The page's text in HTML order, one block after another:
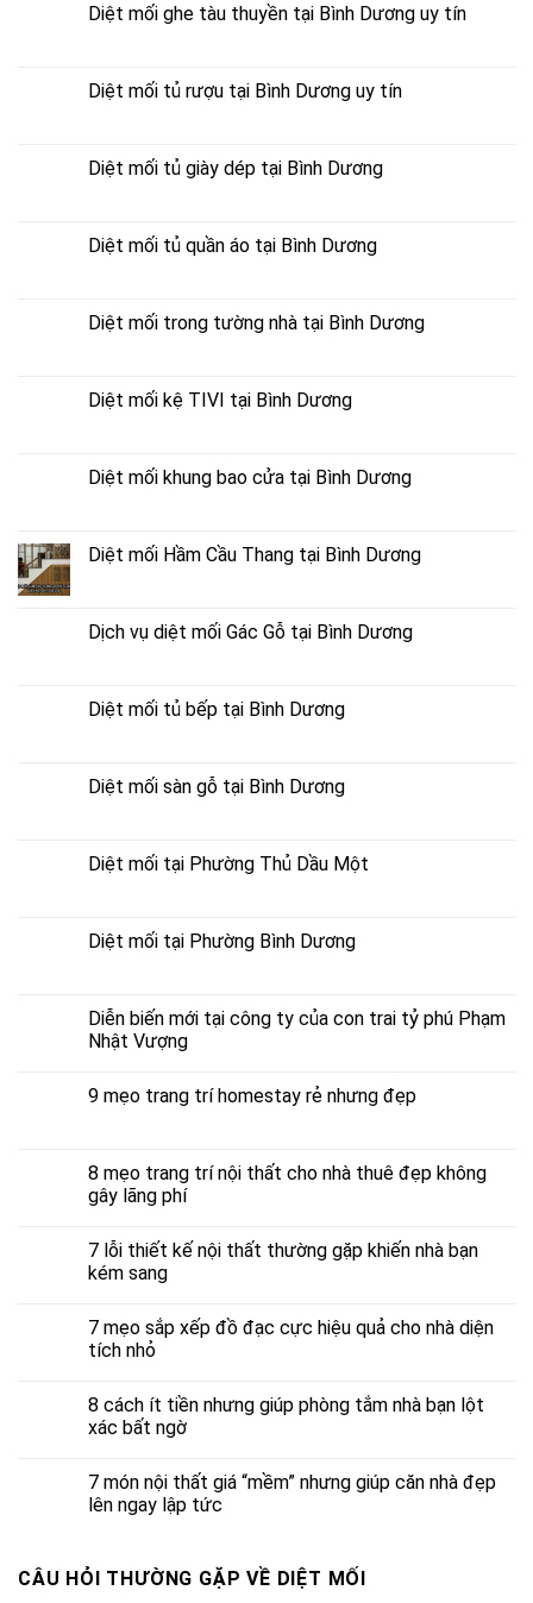
Diệt mối ghe tàu thuyền tại Bình Dương uy tín
Diệt mối tủ rượu tại Bình Dương uy tín
Diệt mối tủ giày dép tại Bình Dương
Diệt mối tủ quần áo tại Bình Dương
Diệt mối trong tường nhà tại Bình Dương
Diệt mối kệ TIVI tại Bình Dương
Diệt mối khung bao cửa tại Bình Dương
Diệt mối Hầm Cầu Thang tại Bình Dương
Dịch vụ diệt mối Gác Gỗ tại Bình Dương
Diệt mối tủ bếp tại Bình Dương
Diệt mối sàn gỗ tại Bình Dương
Diệt mối tại Phường Thủ Dầu Một
Diệt mối tại Phường Bình Dương
Diễn biến mới tại công ty của con trai tỷ phú Phạm
Nhật Vượng
9 mẹo trang trí homestay rẻ nhưng đẹp
8 mẹo trang trí nội thất cho nhà thuê đẹp không
gây lãng phí
7 lỗi thiết kế nội thất thường gặp khiến nhà bạn
kém sang
7 mẹo sắp xếp đồ đạc cực hiệu quả cho nhà diện
tích nhỏ
8 cách ít tiền nhưng giúp phòng tắm nhà bạn lột
xác bất ngờ
7 món nội thất giá “mềm” nhưng giúp căn nhà đẹp
lên ngay lập tức
CÂU HỎI THƯỜNG GẶP VỀ DIỆT MỐI